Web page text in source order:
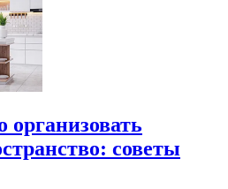
организовать
советы